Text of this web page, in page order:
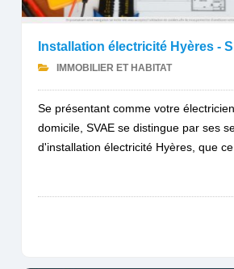
Installation électricité Hyères -
IMMOBILIER ET HABITAT
Se présentant comme votre
domicile, SVAE se distingue par ses
d'installation électricité Hyères, que ce